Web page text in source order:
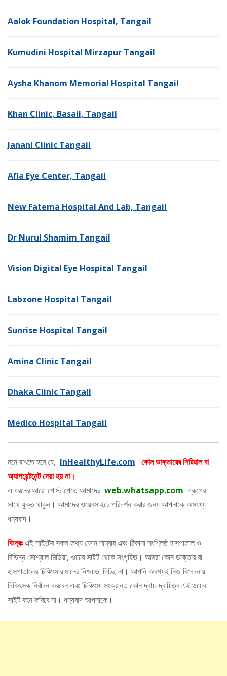
Aalok Foundation Hospital, Tangail
Kumudini Hospital Mirzapur Tangail
Aysha Khanom Memorial Hospital Tangail
Khan Clinic, Basail, Tangail
Janani Clinic Tangail
Afia Eye Center, Tangail
New Fatema Hospital And Lab, Tangail
Dr Nurul Shamim Tangail
Vision Digital Eye Hospital Tangail
Labzone Hospital Tangail
Sunrise Hospital Tangail
Amina Clinic Tangail
Dhaka Clinic Tangail
Medico Hospital Tangail
মনে রাখতে হবে যে, InHealthyLife.com কোন ডাক্তারের সিরিয়াল বা
অ্যাপয়েন্টমেন্ট দেয়া হয় না।
এ ধরনের আরো পোস্ট পেতে আমাদের web.whatsapp.com গ্রুপের
সাথে যুক্ত থাকুন। আমাদের ওয়েবসাইটে পরিদর্শন করার জন্য আপনাকে অসংখ্য
ধন্যবাদ।
বিঃদ্রঃএই সাইটের সকল তথ্য ফোন নাম্বার এবং ঠিকানা সংশ্লিষ্ঠ হাসপাতাল ও
বিভিন্ন সোশ্যাল মিডিয়া, ওয়েব সাইট থেকে সংগৃহিত। আমরা কোন ডাক্তার বা
হাসপাতালের চিকিৎসার মানের নিশ্চয়তা দিচ্ছি না। আপনি অবশ্যই নিজ বিবেচনায়
চিকিৎসক নির্বাচন করবেন এবং চিকিৎসা সংক্রান্ত কোন দ্বায়-দ্বায়িত্ব এই ওয়েব
সাইট বহন করিবে না। ধন্যবাদ আপনাকে।